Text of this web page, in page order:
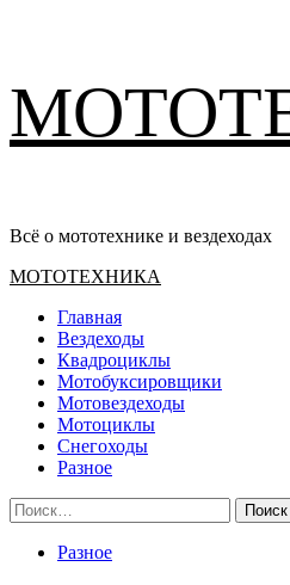
содержимому
Всё о мототехнике и вездеходах
Основное
МОТОТЕХНИКА
Главная
Вездеходы
Квадроциклы
Мотобуксировщики
Мотовездеходы
Мотоциклы
Снегоходы
Разное
Найти:
Разное